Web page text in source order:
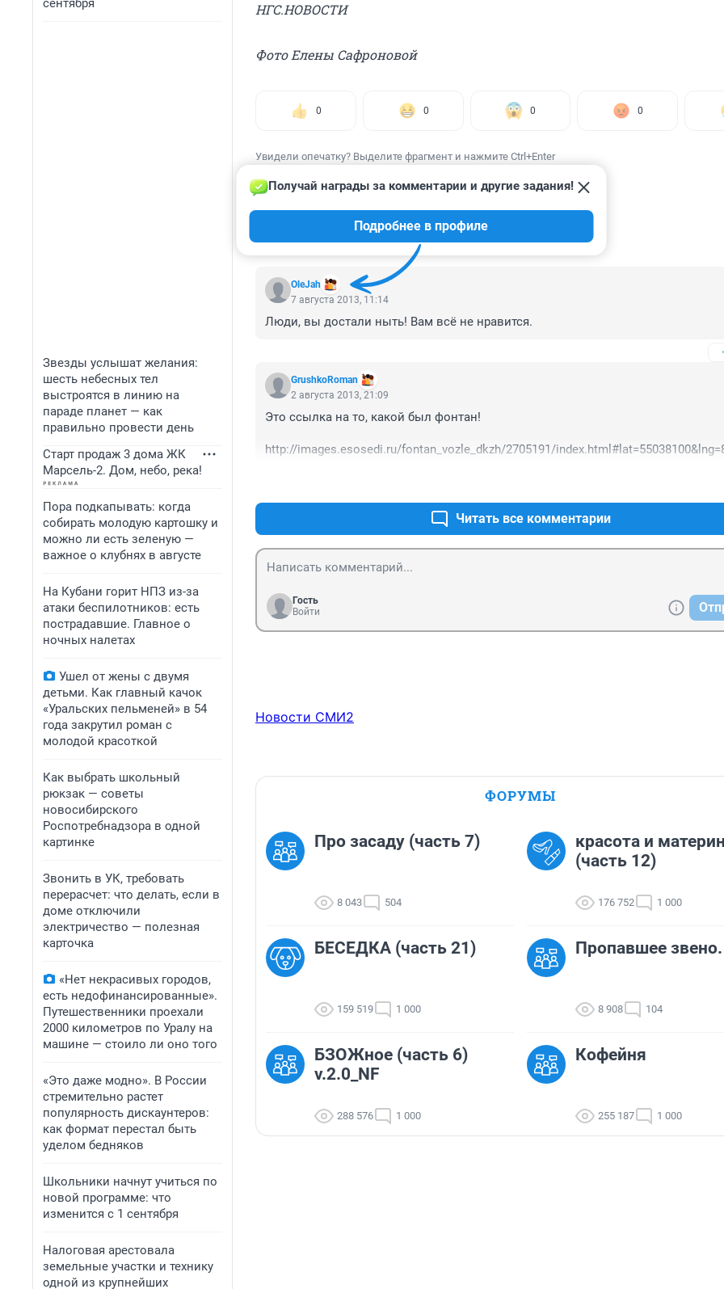
сентября
Звезды услышат желания:
шесть небесных тел
выстроятся в линию на
параде планет — как
правильно провести день
Старт продаж 3 дома ЖК
Марсель-2. Дом, небо, река!
Пора подкапывать: когда
собирать молодую картошку и
можно ли есть зеленую —
важное о клубнях в августе
На Кубани горит НПЗ из-за
атаки беспилотников: есть
пострадавшие. Главное о
ночных налетах
Ушел от жены с двумя
детьми. Как главный качок
«Уральских пельменей» в 54
года закрутил роман с
молодой красоткой
Как выбрать школьный
рюкзак — советы
новосибирского
Роспотребнадзора в одной
картинке
Звонить в УК, требовать
перерасчет: что делать, если в
доме отключили
электричество — полезная
карточка
«Нет некрасивых городов,
есть недофинансированные».
Путешественники проехали
2000 километров по Уралу на
машине — стоило ли оно того
«Это даже модно». В России
стремительно растет
популярность дискаунтеров:
как формат перестал быть
уделом бедняков
Школьники начнут учиться по
новой программе: что
изменится с 1 сентября
Налоговая арестовала
земельные участки и технику
одной из крупнейших
НГС.НОВОСТИ
Фото Елены Сафроновой
0 0 0 0
Увидели опечатку? Выделите фрагмент и нажмите Ctrl+Enter
КОММЕНТАРИИ 73
OleJah
Получай награды за комментарии и другие задания!
Подробнее в профиле
7 августа 2013, 11:14
Люди, вы достали ныть! Вам всё не нравится.
GrushkoRoman
2 августа 2013, 21:09
Это ссылка на то, какой был фонтан!
http://images.esosedi.ru/fontan_vozle_dkzh/2705191/
Читать все комментарии
Гость
Войти
Новости СМИ2
ФОРУМЫ
Про засаду (часть 7)
8 043 504
красота и
(часть 12)
176 752 1 000
БЕСЕДКА (часть 21)
159 519 1 000
Пропавшее звено.
8 908 104
БЗОЖное (часть 6)
v.2.0_NF
288 576 1 000
Кофейня
255 187 1 000